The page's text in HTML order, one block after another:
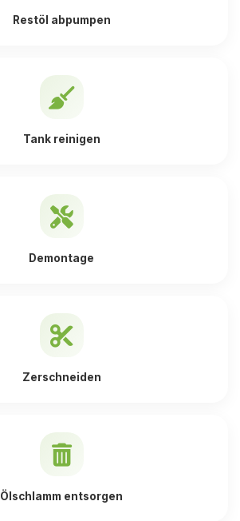
Restöl abpumpen
Tank reinigen
Demontage
Zerschneiden
Ölschlamm entsorgen